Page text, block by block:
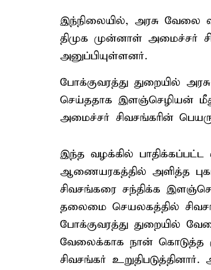
இந்நிலையில், அரசு வேலை
திமுக முன்னாள் அமைச்சர்
அனுப்பியுள்ளனர்.
போக்குவரத்து துறையில்
செய்ததாக இளஞ்செழியன்
அமைச்சர் சிவசங்கரின்
இந்த வழக்கில்
ஆணையரகத்தில் அளித்த
சிவசங்கரை சந்திக்க
தலைமை செயலகத்தில்
போக்குவரத்து துறையில்
வேலைக்காக நான் கொடுத்த
சிவசங்கர்